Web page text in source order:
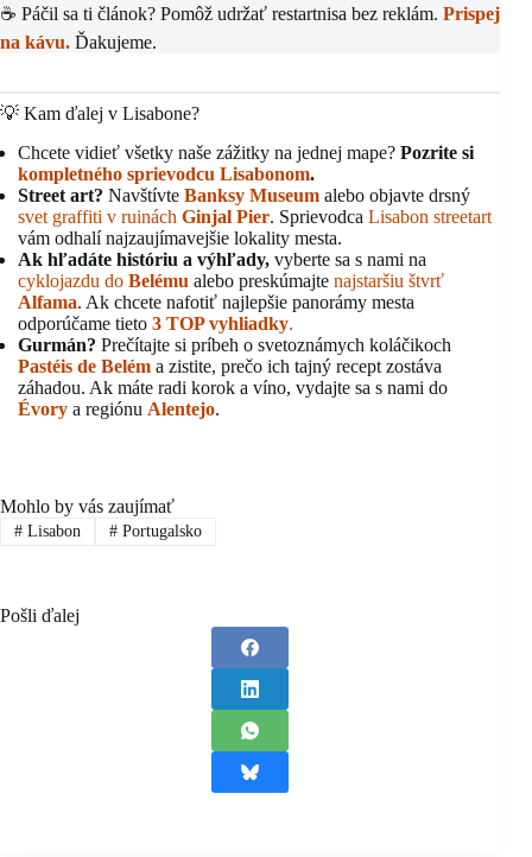
☕ Páčil sa ti článok? Pomôž udržať restartnisa bez reklám. Prispej
na kávu. Ďakujeme.
💡 Kam ďalej v Lisabone?
Chcete vidieť všetky naše zážitky na jednej mape? Pozrite si
kompletného sprievodcu Lisabonom.
Street art? Navštívte Banksy Museum alebo objavte drsný
svet graffiti v ruinách Ginjal Pier. Sprievodca Lisabon streetart
vám odhalí najzaujímavejšie lokality mesta.
Ak hľadáte históriu a výhľady, vyberte sa s nami na
cyklojazdu do Belému alebo preskúmajte najstaršiu štvrť
Alfama. Ak chcete nafotiť najlepšie panorámy mesta
odporúčame tieto 3 TOP vyhliadky.
Gurmán? Prečítajte si príbeh o svetoznámych koláčikoch
Pastéis de Belém a zistite, prečo ich tajný recept zostáva
záhadou. Ak máte radi korok a víno, vydajte sa s nami do
Évory a regiónu Alentejo.
Mohlo by vás zaujímať
#Lisabon #Portugalsko
Pošli ďalej